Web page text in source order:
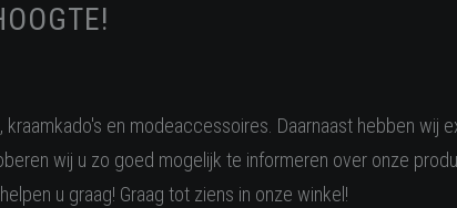
en modeaccessoires. Daarnaast hebben wij
wij u zo goed mogelijk te informeren over onze
u graag! Graag tot ziens in onze winkel!